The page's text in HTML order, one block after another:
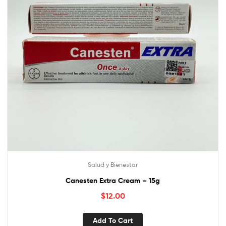
Salud y Bienestar
Canesten Extra Cream – 15g
$12.00
Add To Cart